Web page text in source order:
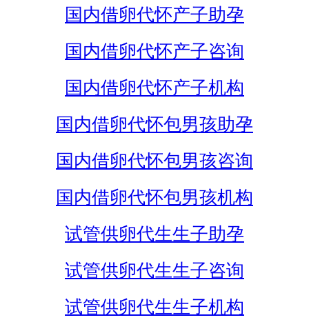
国内借卵代怀产子助孕
国内借卵代怀产子咨询
国内借卵代怀产子机构
国内借卵代怀包男孩助孕
国内借卵代怀包男孩咨询
国内借卵代怀包男孩机构
试管供卵代生生子助孕
试管供卵代生生子咨询
试管供卵代生生子机构